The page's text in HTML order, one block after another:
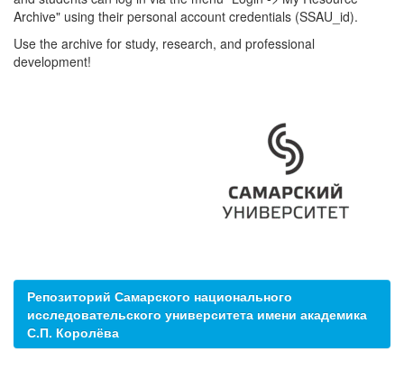
Archive" using their personal account credentials (SSAU_id).
Use the archive for study, research, and professional
development!
Репозиторий Самарского национального
исследовательского университета имени академика
С.П. Королёва